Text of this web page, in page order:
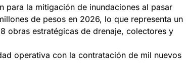
para la mitigación de inundaciones al pasar
de pesos en 2026, lo que representa un
obras estratégicas de drenaje, colectores y
operativa con la contratación de mil nuevos